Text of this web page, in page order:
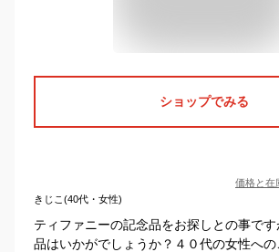
ショップでみる
価格と在
きじこ(40代・女性)
ティファニーの記念品をお探しとの事で
品はいかがでしょうか？４０代の女性への